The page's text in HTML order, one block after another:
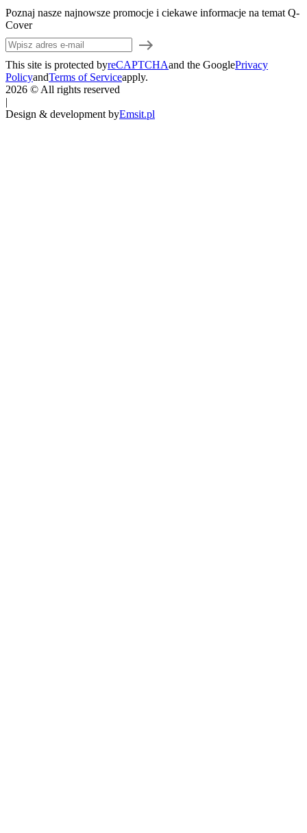
Poznaj nasze najnowsze promocje i ciekawe informacje na temat Q-
Cover
This site is protected byreCAPTCHAand the GooglePrivacy
PolicyandTerms of Serviceapply.
2026 © All rights reserved
|
Design & development byEmsit.pl